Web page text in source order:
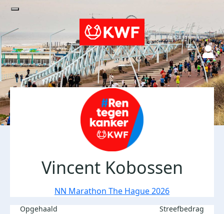
Vincent Kobossen
NN Marathon The Hague 2026
Opgehaald Streefbedrag